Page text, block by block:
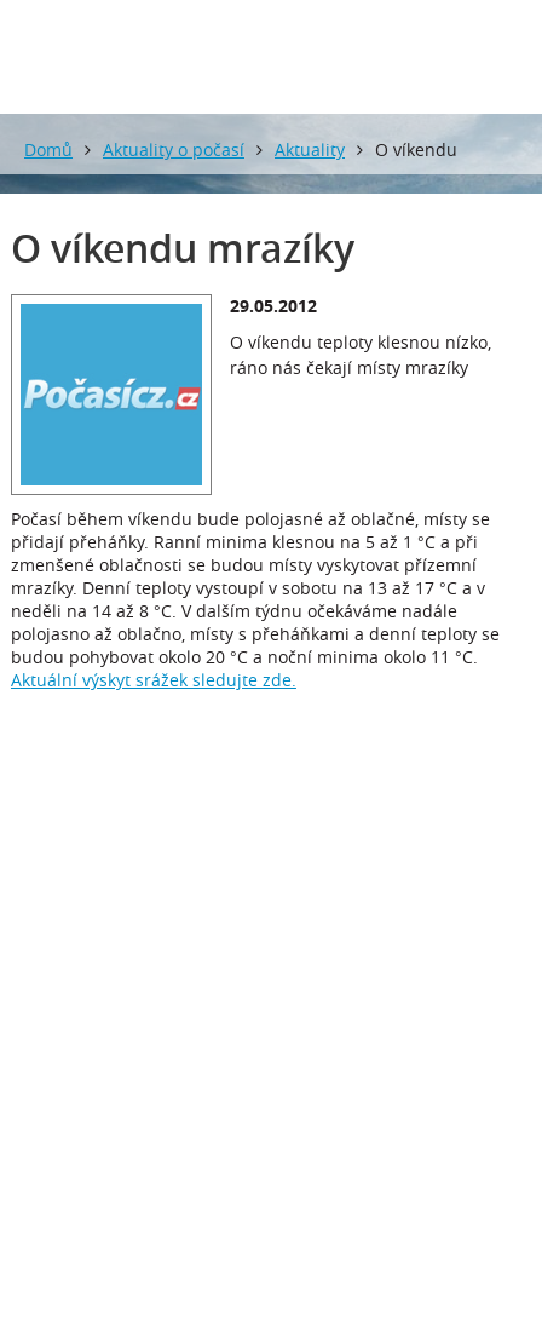
Domů Aktuality o počasí Aktuality O víkendu
mrazíky
O víkendu mrazíky
29.05.2012
O víkendu teploty klesnou nízko,
ráno nás čekají místy mrazíky
Počasí během víkendu bude polojasné až oblačné, místy se
přidají přeháňky. Ranní minima klesnou na 5 až 1 °C a při
zmenšené oblačnosti se budou místy vyskytovat přízemní
mrazíky. Denní teploty vystoupí v sobotu na 13 až 17 °C a v
neděli na 14 až 8 °C. V dalším týdnu očekáváme nadále
polojasno až oblačno, místy s přeháňkami a denní teploty se
budou pohybovat okolo 20 °C a noční minima okolo 11 °C.
Aktuální výskyt srážek sledujte zde.